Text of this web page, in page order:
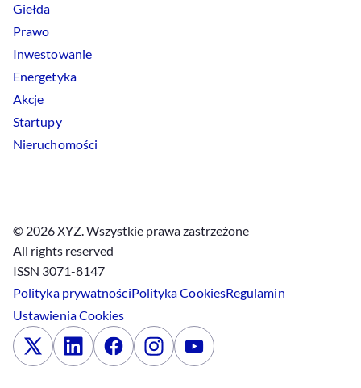
Giełda
Prawo
Inwestowanie
Energetyka
Akcje
Startupy
Nieruchomości
© 2026 XYZ. Wszystkie prawa zastrzeżone
All rights reserved
ISSN 3071-8147
Polityka prywatnościPolitykaCookiesRegulamin
UstawieniaCookies
x LinkedinFacebookInstagramYoutube